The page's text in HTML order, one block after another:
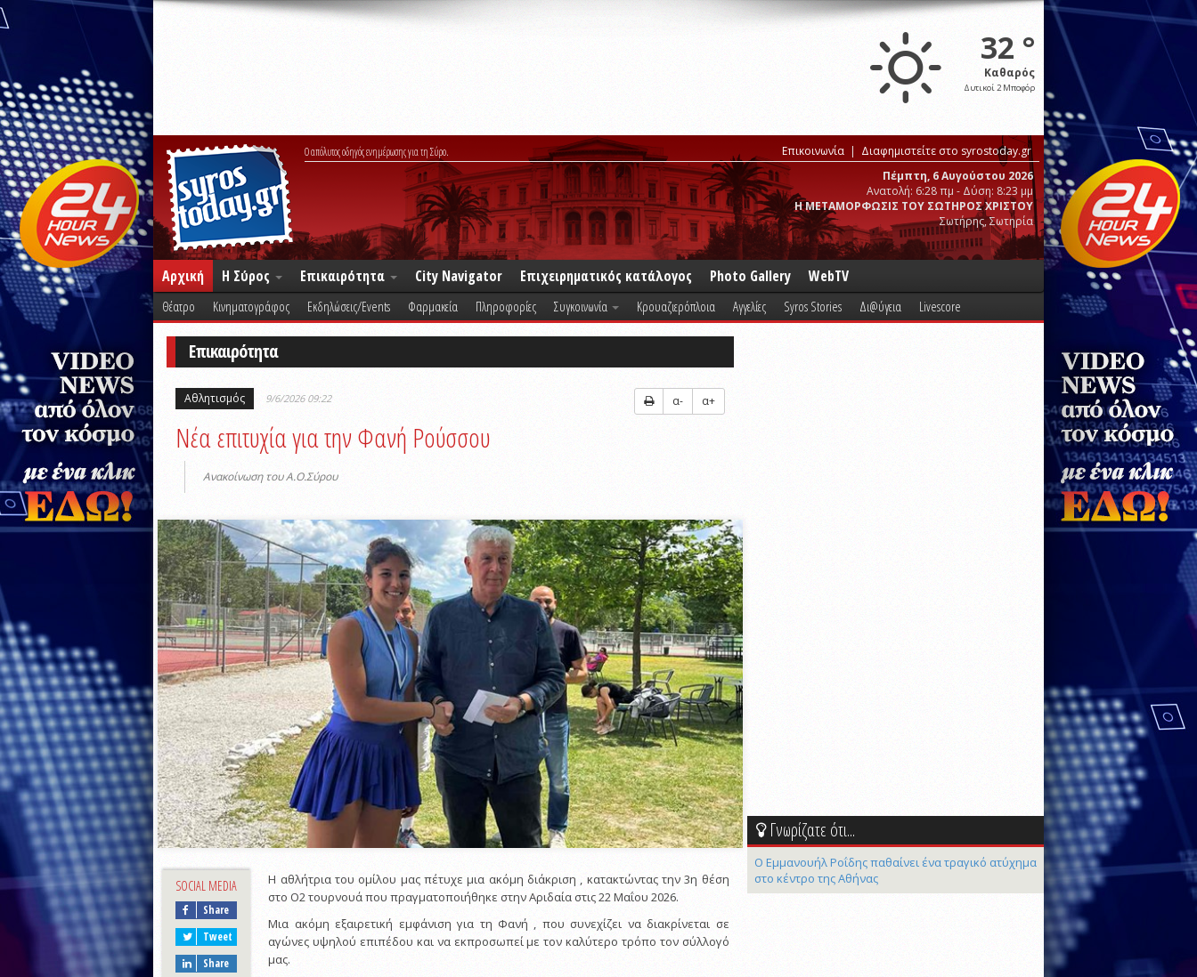
32 °
Καθαρός
Δυτικοί 2 Μποφόρ
Ο απόλυτος οδηγός ενημέρωσης για τη Σύρο. Επικοινωνία
Διαφημιστείτε στο syrostoday.gr
Πέμπτη, 6 Αυγούστου 2026
Ανατολή: 6:28 πμ - Δύση: 8:23 μμ
Η ΜΕΤΑΜΟΡΦΩΣΙΣ ΤΟΥ ΣΩΤΗΡΟΣ ΧΡΙΣΤΟΥ
Σωτήρης, Σωτηρία
Αρχική Η Σύρος Επικαιρότητα City Navigator Επιχειρηματικός κατάλογος Photo Gallery WebTV
Θέατρο Κινηματογράφος Εκδηλώσεις/Events Φαρμακεία Πληροφορίες Συγκοινωνία Κρουαζιερόπλοια Αγγελίες Syros Stories Δι@ύγεια Livescore
Επικαιρότητα
Αθλητισμός 9/6/2026 09:22 α- α+
Νέα επιτυχία για την Φανή Ρούσσου
Ανακοίνωση του Α.Ο.Σύρου
SOCIAL MEDIA
Share
Tweet
Share
Η αθλήτρια του ομίλου μας πέτυχε μια ακόμη διάκριση , κατακτώντας την 3η θέση
στο Ο2 τουρνουά που πραγματοποιήθηκε στην Αριδαία στις 22 Μαΐου 2026.
Μια ακόμη εξαιρετική εμφάνιση για τη Φανή , που συνεχίζει να διακρίνεται σε
αγώνες υψηλού επιπέδου και να εκπροσωπεί με τον καλύτερο τρόπο τον σύλλογό
μας.
Γνωρίζατε ότι...
Ο Εμμανουήλ Ροΐδης παθαίνει ένα τραγικό ατύχημα
στο κέντρο της Αθήνας